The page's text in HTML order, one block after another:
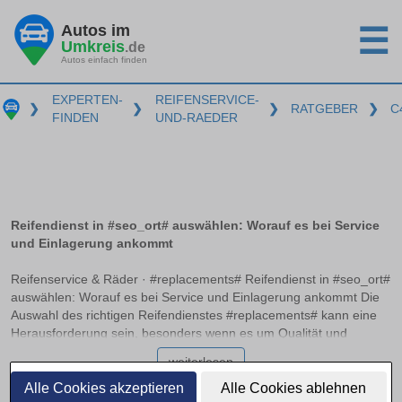
Alle Cookies akzeptieren Alle Cookies ablehnen
Autos im
Umkreis.de
Autos einfach finden ☰
❯
EXPERTEN-
FINDEN
❯
REIFENSERVICE-
UND-RAEDER
❯ RATGEBER ❯
Reifendienst in #seo_ort# auswählen: Worauf es bei Service
und Einlagerung ankommt
Reifenservice & Räder · #replacements# Reifendienst in #seo_ort#
auswählen: Worauf es bei Service und Einlagerung ankommt Die
Auswahl des richtigen Reifendienstes #replacements# kann eine
Herausforderung sein, besonders wenn es um Qualität und
Zuverlässigkeit geht. Ein professioneller Service sollte nicht nur
beim Auswuchten und Montieren der Reifen Expertise bieten,
sondern auch optimale Bedingungen zur Einlagerung bereitstellen.
weiterlesen